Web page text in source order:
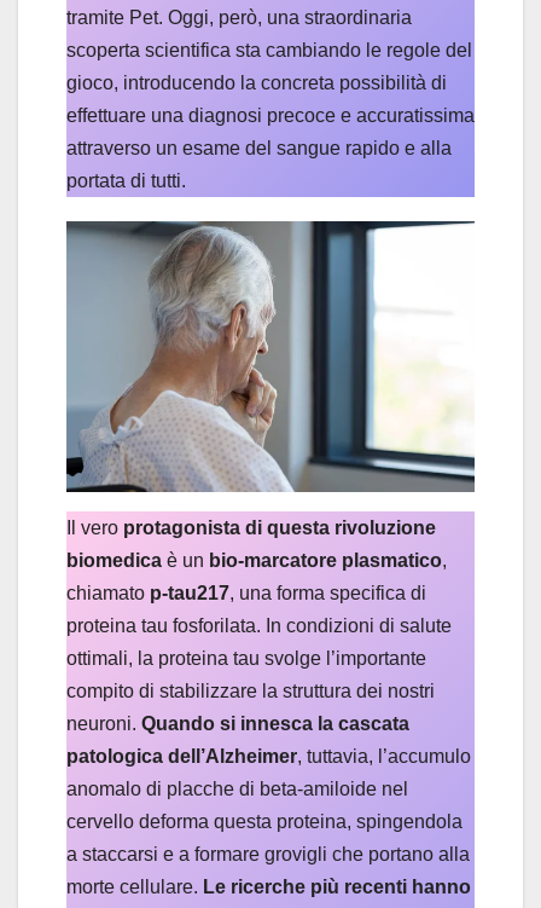
tramite Pet. Oggi, però, una straordinaria
scoperta scientifica sta cambiando le regole del
gioco, introducendo la concreta possibilità di
effettuare una diagnosi precoce e accuratissima
attraverso un esame del sangue rapido e alla
portata di tutti.
Il vero protagonista di questa rivoluzione
biomedica è un bio-marcatore plasmatico,
chiamato p-tau217, una forma specifica di
proteina tau fosforilata. In condizioni di salute
ottimali, la proteina tau svolge l’importante
compito di stabilizzare la struttura dei nostri
neuroni. Quando si innesca la cascata
patologica dell’Alzheimer, tuttavia, l’accumulo
anomalo di placche di beta-amiloide nel
cervello deforma questa proteina, spingendola
a staccarsi e a formare grovigli che portano alla
morte cellulare. Le ricerche più recenti hanno